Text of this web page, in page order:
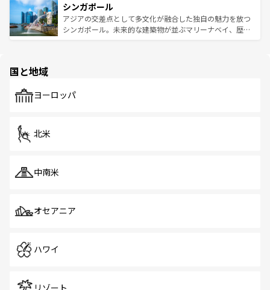
参照してほしい。
激する。気候は一年中温暖で、どの季節にも異なる楽しみ
が待っている。親しみやすいタイの人々、仏教を中心とし
た文化、そして多様な観光資源が、訪れる旅人を魅了し続
み、どこを訪れても感動するはず。観光スポットが密集し
ており、効率よく見どころを回れるのも魅力。息をのむよ
うな絶景から文化的な体験まで、香港を存分に楽しみ尽く
シンガポール
アジアの交差点として多文化が融合した独自の魅力を放つ
シンガポール。未来的な建築物が並ぶマリーナベイ、歴史
で、ホーカーズは地元の風情を楽しめる外せないスポット
国と地域
ヨーロッパ
北米
中南米
オセアニア
ハワイ